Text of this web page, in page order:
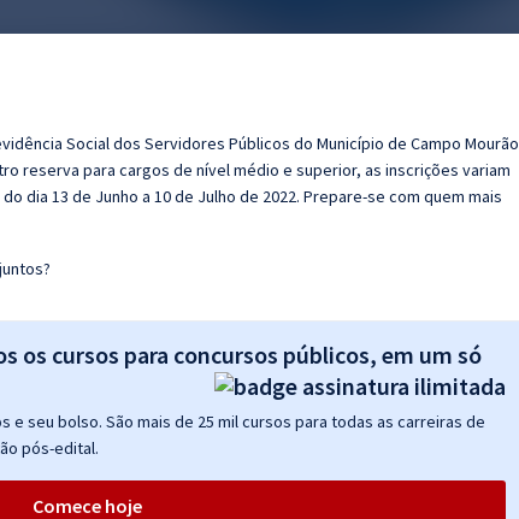
Social dos Servidores Públicos do Município de Campo Mourão
reserva para cargos de nível médio e superior, as inscrições variam
dia 13 de Junho a 10 de Julho de 2022. Prepare-se com quem mais
os cursos para concursos públicos, em um só
seu bolso. São mais de 25 mil cursos para todas as carreiras de
pós-edital.
Comece hoje